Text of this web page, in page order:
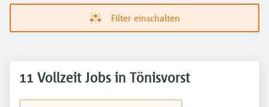
Filter einschalten
11 Vollzeit Jobs in Tönisvorst